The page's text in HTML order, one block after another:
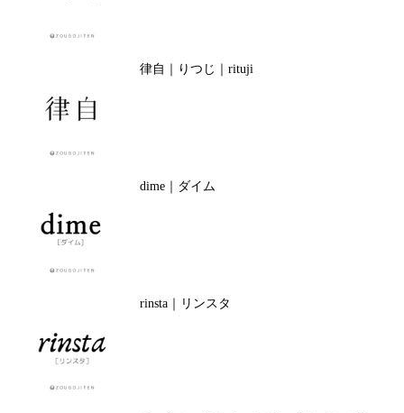
律自｜りつじ｜rituji
dime｜ダイム
rinsta｜リンスタ